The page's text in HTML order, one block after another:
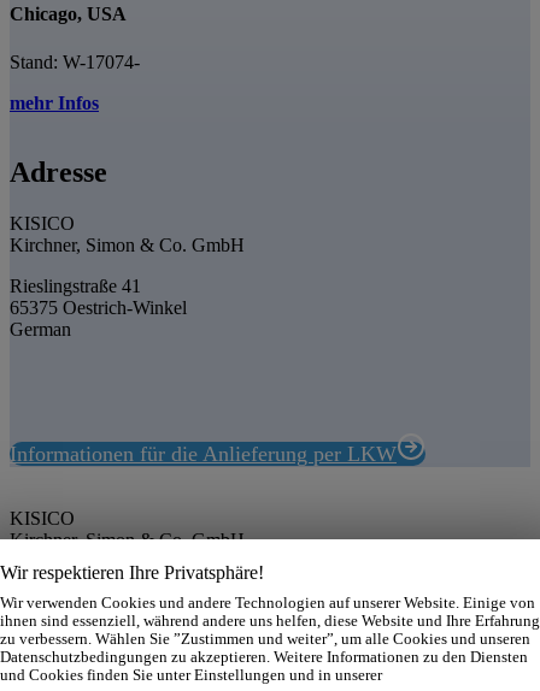
Wir respektieren Ihre Privatsphäre!
Wir verwenden Cookies und andere Technologien auf unserer Website. Einige von
ihnen sind essenziell, während andere uns helfen, diese Website und Ihre Erfahrung
zu verbessern. Wählen Sie ”Zustimmen und weiter”, um alle Cookies und unseren
Datenschutzbedingungen zu akzeptieren. Weitere Informationen zu den Diensten
und Cookies finden Sie unter Einstellungen und in unserer
Chicago, USA
Stand: W-17074-
mehr Infos
Adresse
KISICO
Kirchner, Simon & Co. GmbH
Rieslingstraße 41
65375 Oestrich-Winkel
German
Informationen für die Anlieferung per LKW
KISICO
Kirchner, Simon & Co. GmbH
Rieslingstraße 41
65375 Oestrich-Winkel
Deutschland
Tel.: (0 67 23) 99 65-0
E-Mail: info@kisico.de